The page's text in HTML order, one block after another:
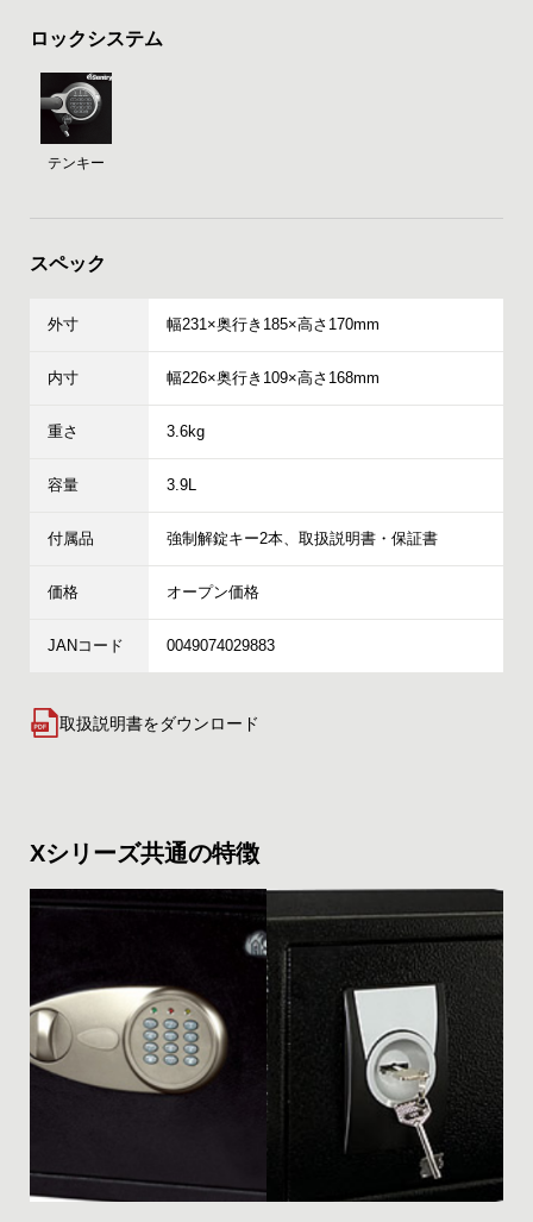
ロックシステム
テンキー
スペック
外寸 幅231×奥行き185×高さ170mm
内寸 幅226×奥行き109×高さ168mm
重さ 3.6kg
容量 3.9L
付属品 強制解錠キー2本、取扱説明書・保証書
価格 オープン価格
JANコード 0049074029883
取扱説明書をダウンロード
Xシリーズ共通の特徴